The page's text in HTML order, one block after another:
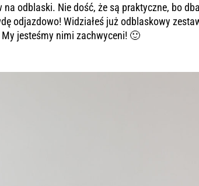
na odblaski. Nie dość, że są praktyczne, bo
odjazdowo! Widziałeś już odblaskowy
My jesteśmy nimi zachwyceni! 🙂